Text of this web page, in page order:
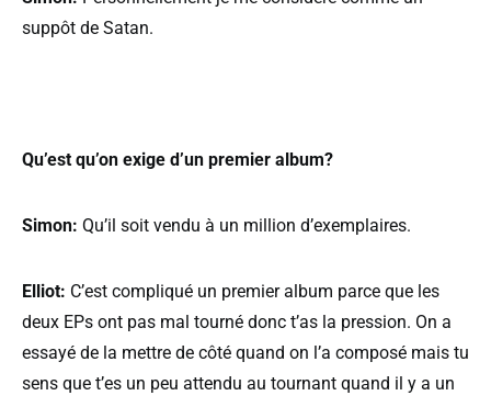
suppôt de Satan.
Qu’est qu’on exige d’un premier album?
Simon: Qu’il soit vendu à un million d’exemplaires.
Elliot: C’est compliqué un premier album parce que les
deux EPs ont pas mal tourné donc t’as la pression. On a
essayé de la mettre de côté quand on l’a composé mais tu
sens que t’es un peu attendu au tournant quand il y a un